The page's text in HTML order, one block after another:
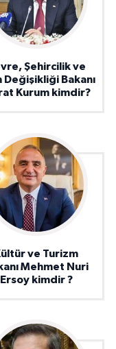
Şehircilik ve
Değişikliği Bakanı
Kurum kimdir?
ve Turizm
Mehmet Nuri
Ersoy kimdir ?